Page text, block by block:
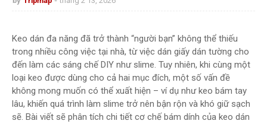
Keo dán đa năng đã trở thành “người bạn” không thể thiếu
trong nhiều công việc tại nhà, từ việc dán giấy dán tường cho
đến làm các sáng chế DIY như slime. Tuy nhiên, khi cùng một
loại keo được dùng cho cả hai mục đích, một số vấn đề
không mong muốn có thể xuất hiện – ví dụ như keo bám tay
lâu, khiến quá trình làm slime trở nên bận rộn và khó giữ sạch
sẽ. Bài viết sẽ phân tích chi tiết cơ chế bám dính của keo dán